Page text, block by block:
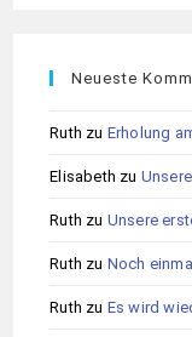
Neueste
Ruth zu Erholung
Elisabeth zu
Ruth zu Unsere
Ruth zu Noch
Ruth zu Es wird